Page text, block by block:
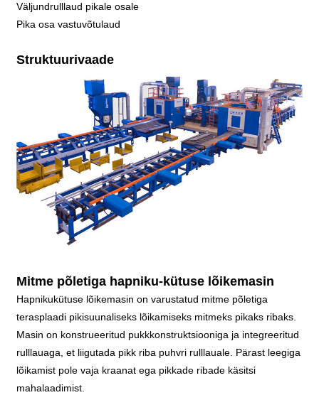
Väljundrulllaud pikale osale
Pika osa vastuvõtulaud
Struktuurivaade
Mitme põletiga hapniku-kütuse lõikemasin
Hapnikukütuse lõikemasin on varustatud mitme põletiga
terasplaadi pikisuunaliseks lõikamiseks mitmeks pikaks ribaks.
Masin on konstrueeritud pukkkonstruktsiooniga ja integreeritud
rulllauaga, et liigutada pikk riba puhvri rulllauale. Pärast leegiga
lõikamist pole vaja kraanat ega pikkade ribade käsitsi
mahalaadimist.